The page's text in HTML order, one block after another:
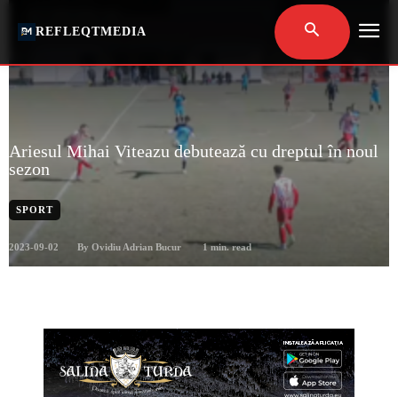
REFLEQTMEDIA
Ariesul Mihai Viteazu debutează cu dreptul în noul
sezon
SPORT
2023-09-02 By Ovidiu Adrian Bucur 1min. read